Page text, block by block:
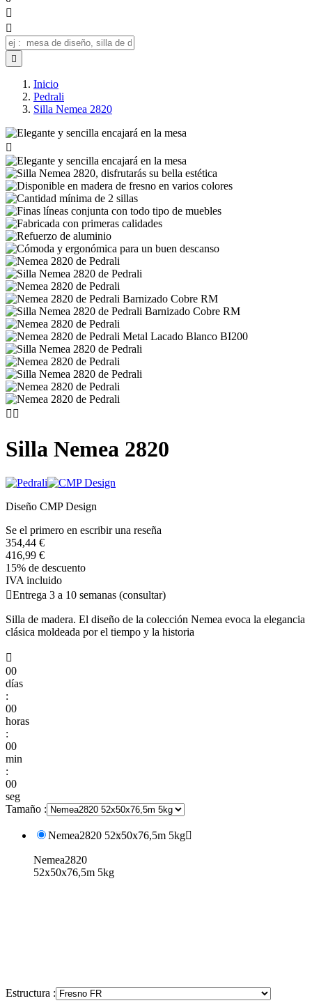



Inicio
Pedrali
Silla Nemea 2820

 
Silla Nemea 2820
Diseño CMP Design
Se el primero en escribir una reseña
354,44 €
416,99 €
15% de descuento
IVA incluido
Entrega 3 a 10 semanas (consultar)
Silla de madera. El diseño de la colección Nemea evoca la elegancia
clásica moldeada por el tiempo y la historia

00
días
:
00
horas
:
00
min
:
00
seg
Tamaño :
Nemea2820 52x50x76,5m 5kg
Nemea2820
52x50x76,5m 5kg
Estructura :